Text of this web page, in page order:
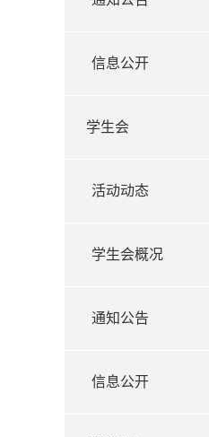
信息公开
学生会
活动动态
学生会概况
通知公告
信息公开